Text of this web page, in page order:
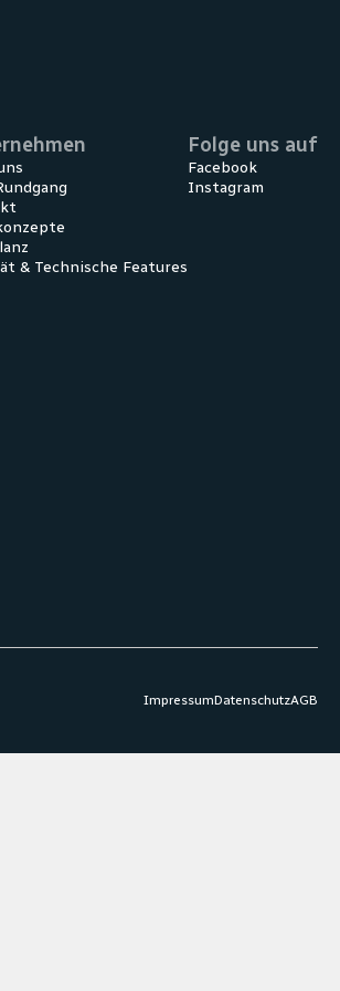
& Technische Features
Folge uns auf
Facebook
Instagram
ImpressumDatenschutzAGB